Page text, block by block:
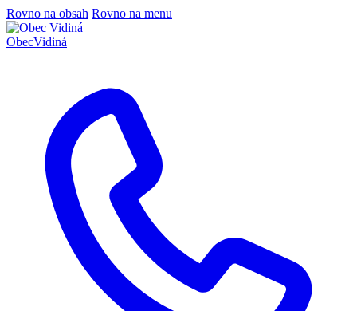
Rovno na obsah Rovno na menu
ObecVidiná